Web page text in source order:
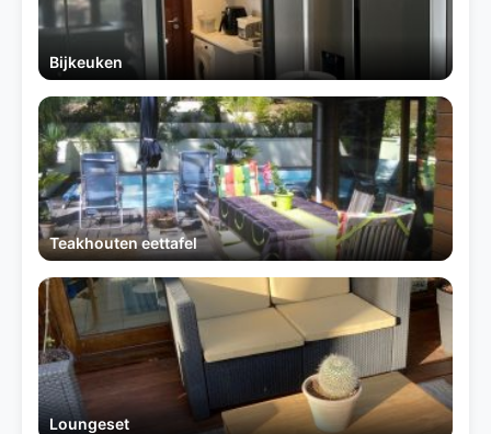
Bijkeuken
Teakhouten eettafel
Loungeset